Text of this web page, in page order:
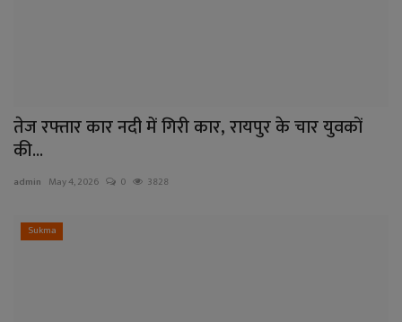
तेज रफ्तार कार नदी में गिरी कार, रायपुर के चार युवकों
की...
admin May 4, 2026 0 3828
Sukma